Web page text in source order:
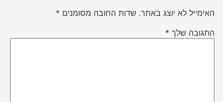
האימייל לא יוצג באתר. שדות החובה מסומנים *
התגובה שלך *